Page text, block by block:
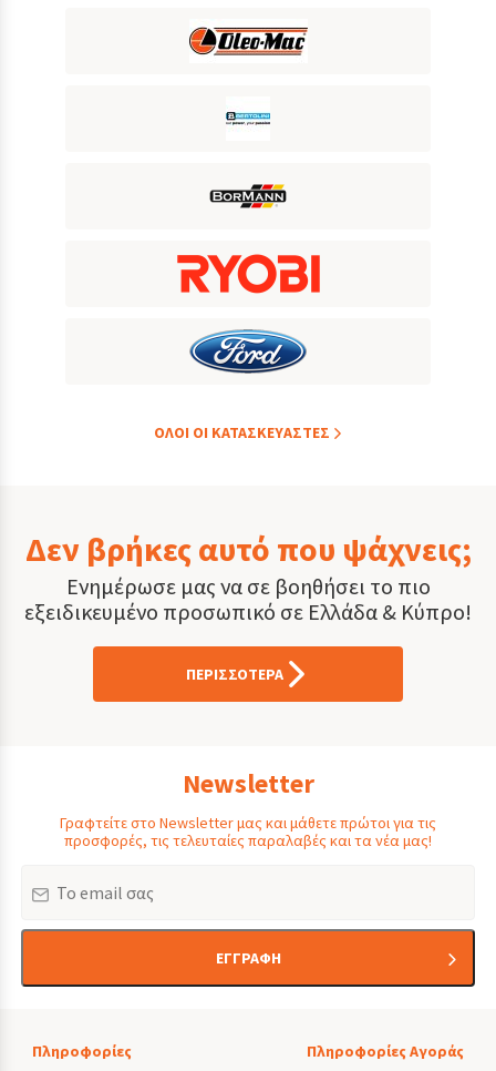
ΟΛOI ΟΙ ΚΑΤΑΣΚΕYΑΣΤΕΣ
Δεν βρήκες αυτό που ψάχνεις;
Ενημέρωσε μας να σε βοηθήσει το πιο
εξειδικευμένο προσωπικό σε Ελλάδα & Κύπρο!
ΠΕΡΙΣΣΟΤΕΡΑ
Newsletter
Γραφτείτε στο Newsletter μας και μάθετε πρώτοι για τις
προσφορές, τις τελευταίες παραλαβές και τα νέα μας!
ΕΓΓΡΑΦΗ
Πληροφορίες
Πληροφορίες Αγοράς